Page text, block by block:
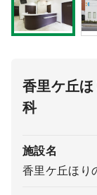
施工事例
香里ケ丘
科
施設名
香里ケ丘ほり